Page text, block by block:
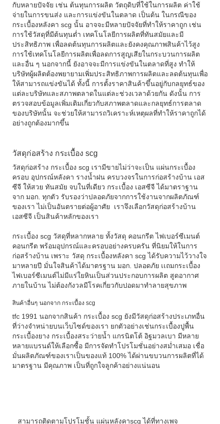
กับหลายปัจจัย เช่น ต้นทุนการผลิต วัตถุดิบที่ใช้ในการผลิต ค่าใช้
จ่ายในการขนส่ง และการแข่งขันในตลาด เป็นต้น ในกรณีของ
กระเบื้องหลังคา scg นั้น อาจจะมีหลายปัจจัยที่ทำให้ราคาถูก เช่น
การใช้วัสดุที่มีต้นทุนต่ำ เทคโนโลยีการผลิตที่ทันสมัยและมี
ประสิทธิภาพ เพื่อลดต้นทุนการผลิตและยังคงคุณภาพสินค้าไว้สูง
การใช้เทคโนโลยีการผลิตเพื่อลดการสูญเสียในกระบวนการผลิต
และอื่น ๆ นอกจากนี้ ยังอาจจะมีการแข่งขันในตลาดที่สูง ทำให้
บริษัทผู้ผลิตต้องพยายามเพิ่มประสิทธิภาพการผลิตและลดต้นทุนเพื่อ
ให้สามารถแข่งขันได้ ทั้งนี้ การตั้งราคาสินค้าขึ้นอยู่กับกลยุทธ์ของ
แต่ละบริษัทและสภาพตลาดในแต่ละช่วงเวลาด้วยกัน ดังนั้น การ
ตรวจสอบข้อมูลเพิ่มเติมเกี่ยวกับสภาพตลาดและกลยุทธ์การตลาด
ของบริษัทนั้น จะช่วยให้สามารถวิเคราะห์เหตุผลที่ทำให้ราคาถูกได้
อย่างถูกต้องมากขึ้น
วัสดุก่อสร้าง กระเบื้อง scg
วัสดุก่อสร้าง กระเบื้อง scg เรามีขายไม่ว่าจะเป็น แผ่นกระเบื้อง
ครอบ อุปกรณ์หลังคา รางน้ำฝน ครบวงจรในการก่อสร้างบ้าน เอส
ซีจี ให้สวย ทันสมัย จบในที่เดียว กระเบื้อง เอสซีจี ได้มาตราฐาน
จาก มอก. ทุกตัว รับรองว่าปลอดภัยจากการใช้งานจากผลิตภัณฑ์
ของเรา ไม่เป็นอันตรายต่อผู้อาศัย เราจึงเลือกวัสดุก่อสร้างบ้าน
เอสซีจี เป็นสินค้าหลักของเรา
กระเบื้อง scg วัสดุที่หลากหลาย ทั้งวัสดุ คอนกรีต ไฟเบอร์ซีเมนต์
คอนกรีต พร้อมอุปกรณ์และครอบอย่างครบครัน ที่นิยมให้ในการ
ก่อสร้างบ้าน เพราะ วัสดุ กระเบื้องหลังคา scgได้รับความไว้วางใจ
มาหลายปี มั่นใจสินค้าได้มาตรฐาน มอก. ปลอดภัย เเถมกระเบื้อง
ไฟเบอร์ซีเมนต์ไม่มีแร่ใยหินเป็นส่วนประกอบการผลิต สูดอากาศ
ภายในบ้าน ไม่ต้องกังวลมีโรคเกี่ยวกับปอดมาทำลายสุขภาพ
สินค้าอื่นๆ นอกจาก กระเบื้อง scg
tfc 1991 นอกจากสินค้า กระเบื้อง scg ยังมีวัสดุก่อสร้างประเภทอื่น
ที่ว่างจำหน่ายบนเว็บไซด์ของเรา ยกตัวอย่างเช่นกระเบื้องปูพื้น
กระเบื้องยาง กระเบื้องสระว่ายน้ำ แกรนิตโต้ อิฐมวลเบา มีหลาย
หลายแบรนด์ให้เลือกซื้อ มีการจัดทำโปรโมชั่นอย่างสม่ำเสมอ เชื่อ
มั่นผลิตภัณฑ์ของเราเป็นของแท้ 100% ได้ผ่านขบวนการผลิตที่ได้
มาตรฐาน มีคุณภาพ เป็นที่ถูกใจลูกค้าอย่างแน่นอน
สามารถติดตามโปรโมชั้น แผ่นหลังคาscg ได้ที่ทางเพจ